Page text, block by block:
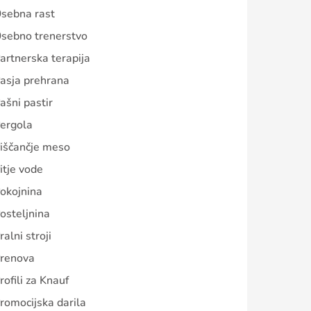
rast
trenerstvo
terapija
prehrana
pastir
meso
vode
stroji
za Knauf
darila